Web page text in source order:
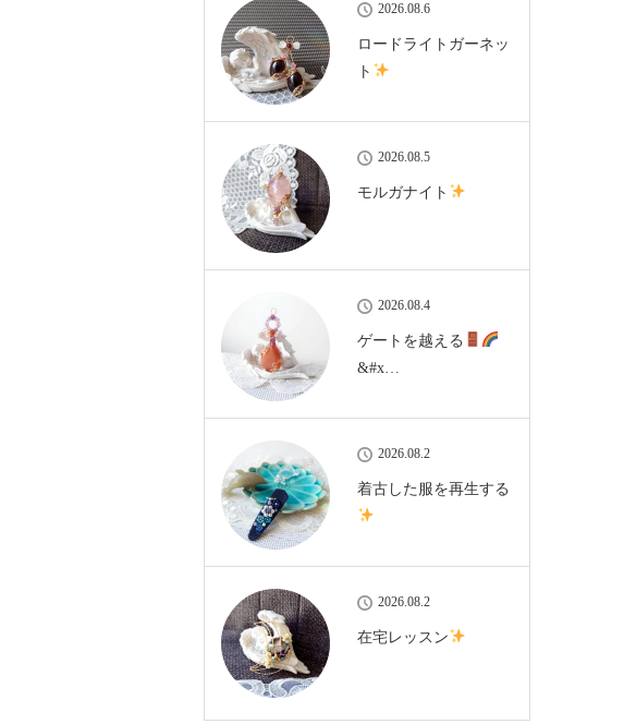
2026.08.6
ロードライトガーネッ
ト
2026.08.5
モルガナイト
2026.08.4
ゲートを越える
&#x…
2026.08.2
着古した服を再生する
2026.08.2
在宅レッスン